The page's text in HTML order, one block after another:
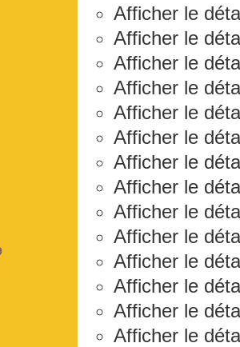
Afficher le
Afficher le
Afficher le
Afficher le
Afficher le
Afficher le
Afficher le
Afficher le
Afficher le
Afficher le
Afficher le
Afficher le
Afficher le
Afficher le